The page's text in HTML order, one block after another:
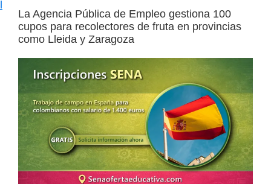
a
l
i
d
a
o
b
La Agencia Pública de Empleo gestiona 100
cupos para recolectores de fruta en provincias
como Lleida y Zaragoza